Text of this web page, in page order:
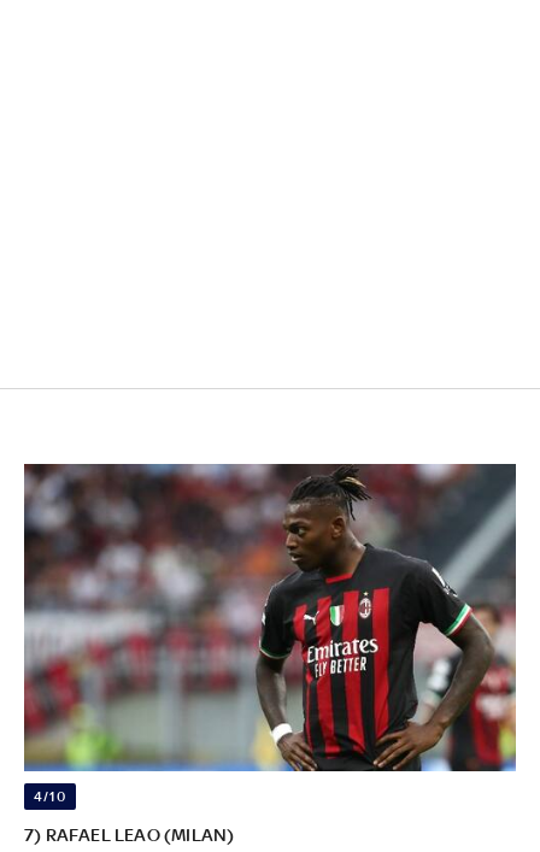
4/10
7) RAFAEL LEAO (MILAN)